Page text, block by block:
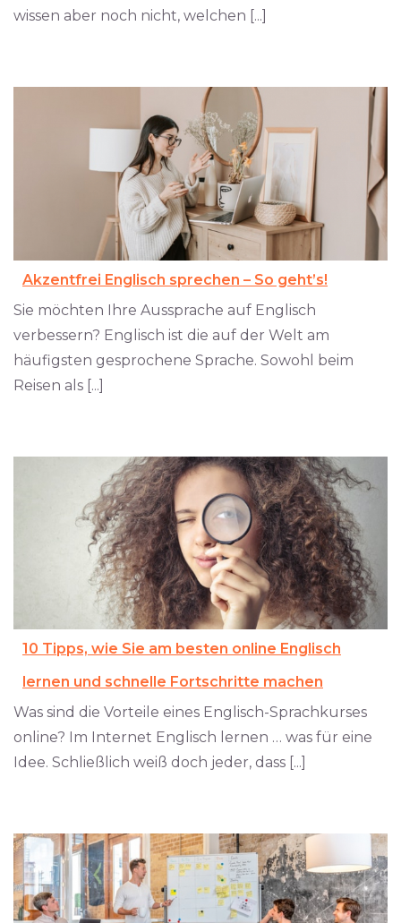
wissen aber noch nicht, welchen [...]
Akzentfrei Englisch sprechen – So geht’s!
Sie möchten Ihre Aussprache auf Englisch
verbessern? Englisch ist die auf der Welt am
häufigsten gesprochene Sprache. Sowohl beim
Reisen als [...]
10 Tipps, wie Sie am besten online Englisch
lernen und schnelle Fortschritte machen
Was sind die Vorteile eines Englisch-Sprachkurses
online? Im Internet Englisch lernen … was für eine
Idee. Schließlich weiß doch jeder, dass [...]